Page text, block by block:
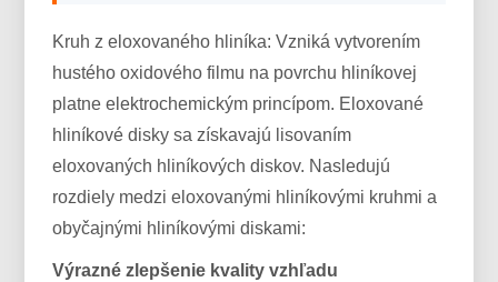
Kruh z eloxovaného hliníka: Vzniká vytvorením
hustého oxidového filmu na povrchu hliníkovej
platne elektrochemickým princípom. Eloxované
hliníkové disky sa získavajú lisovaním
eloxovaných hliníkových diskov. Nasledujú
rozdiely medzi eloxovanými hliníkovými kruhmi a
obyčajnými hliníkovými diskami:
Výrazné zlepšenie kvality vzhľadu